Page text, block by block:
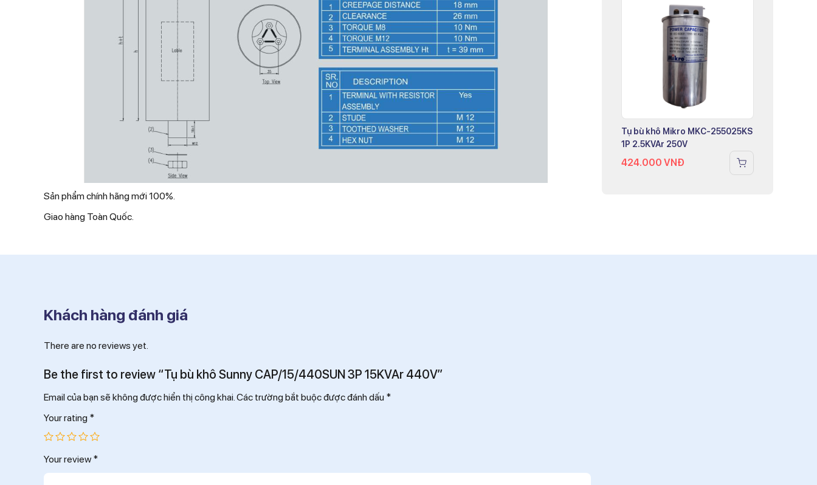
Sản phẩm chính hãng mới 100%.
Giao hàng Toàn Quốc.
Tụ bù khô Mikro MKC-255025KS
1P 2.5KVAr 250V
424.000 VNĐ
Khách hàng đánh giá
There are no reviews yet.
Be the first to review “Tụ bù khô Sunny CAP/15/440SUN 3P 15KVAr 440V”
Email của bạn sẽ không được hiển thị công khai.Các trường bắt buộc được đánh dấu *
Your rating *
Your review *